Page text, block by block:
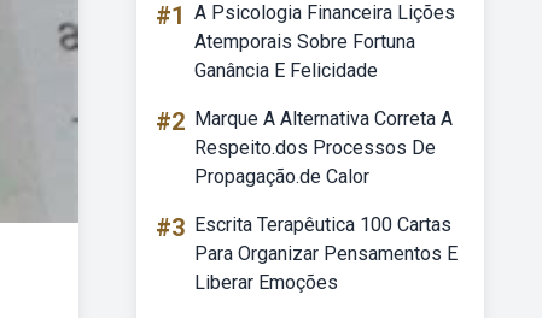
#1 A Psicologia Financeira Lições
Atemporais Sobre Fortuna
Ganância E Felicidade
#2 Marque A Alternativa Correta A
Respeito.dos Processos De
Propagação.de Calor
#3 Escrita Terapêutica 100 Cartas
Para Organizar Pensamentos E
Liberar Emoções